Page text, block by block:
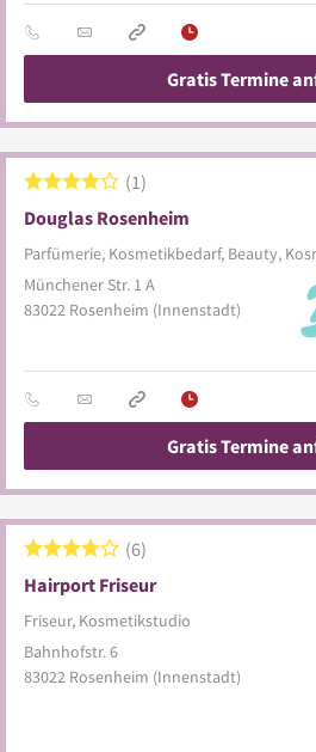
Gratis Termine
Douglas Rosenheim
Parfümerie, Kosmetikbedarf, Beauty,
1
Münchener Str. 1 A
83022 Rosenheim (Innenstadt)
Gratis Termine
Hairport Friseur
Friseur, Kosmetikstudio
6
Bahnhofstr. 6
83022 Rosenheim (Innenstadt)